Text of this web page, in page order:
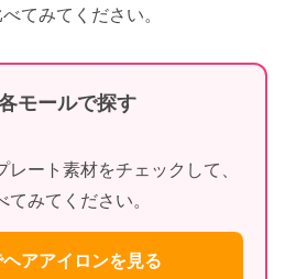
てみてください。
モールで探す
レート素材をチェックして、
てみてください。
アアイロンを見る